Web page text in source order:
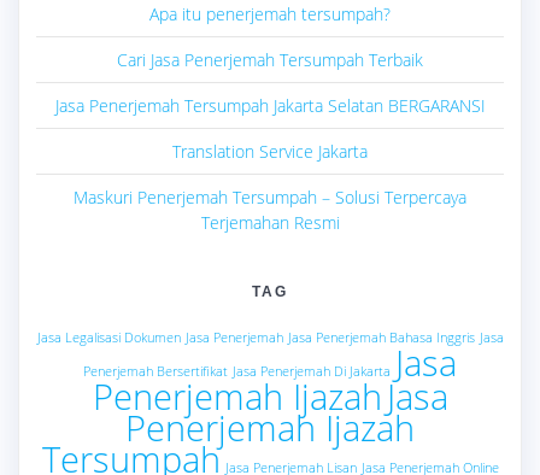
Apa itu penerjemah tersumpah?
Cari Jasa Penerjemah Tersumpah Terbaik
Jasa Penerjemah Tersumpah Jakarta Selatan BERGARANSI
Translation Service Jakarta
Maskuri Penerjemah Tersumpah – Solusi Terpercaya
Terjemahan Resmi
TAG
Jasa Legalisasi Dokumen Jasa Penerjemah Jasa Penerjemah Bahasa Inggris Jasa
Penerjemah Bersertifikat Jasa Penerjemah Di Jakarta Jasa
Penerjemah Ijazah Jasa
Penerjemah Ijazah
Tersumpah Jasa Penerjemah Lisan Jasa Penerjemah Online